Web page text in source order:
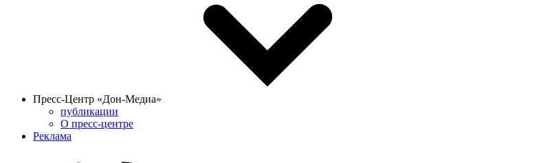
Пресс-Центр «Дон-Медиа»
публикации
О пресс-центре
Реклама